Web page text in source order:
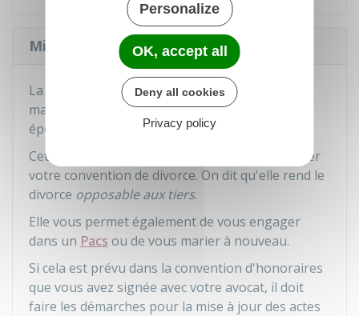
Mise à jour de l'état civil
La mention du divorce en marge de l'acte de
mariage et de l'acte de naissance de chacun des
époux est
obligatoire.
Cette mention sert à obliger les tiers à respecter
votre convention de divorce. On dit qu'elle rend le
divorce opposable aux tiers.
Elle vous permet également de vous engager
dans un Pacs ou de vous marier à nouveau.
Si cela est prévu dans la convention d'honoraires
que vous avez signée avec votre avocat, il doit
faire les démarches pour la mise à jour des actes
Personalize
OK, accept all
Deny all cookies
Privacy policy